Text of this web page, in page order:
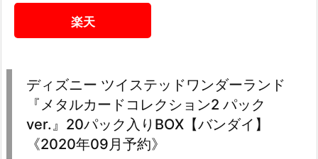
楽天
ディズニー ツイステッドワンダーランド
『メタルカードコレクション2 パック
ver.』20パック入りBOX【バンダイ】
《2020年09月予約》